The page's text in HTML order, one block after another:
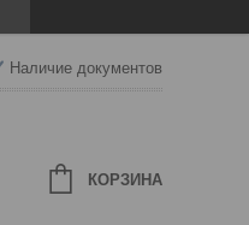
Наличие документов
КОРЗИНА